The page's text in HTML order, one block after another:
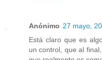
Anónimo 27 mayo,
Está claro que es
un control, que al